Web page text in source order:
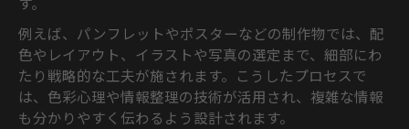
例えば、パンフレットやポスターなどの制作物では、配
色やレイアウト、イラストや写真の選定まで、細部にわ
たり戦略的な工夫が施されます。こうしたプロセスで
は、色彩心理や情報整理の技術が活用され、複雑な情報
も分かりやすく伝わるよう設計されます。